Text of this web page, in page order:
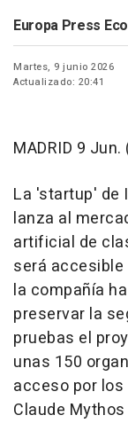
Europa Press
Martes, 9 junio 2026
Actualizado: 20:41
MADRID 9 Jun.
La 'startup' de
lanza al
artificial de
será accesible
la compañía
preservar la
pruebas el
unas 150
acceso por
Claude